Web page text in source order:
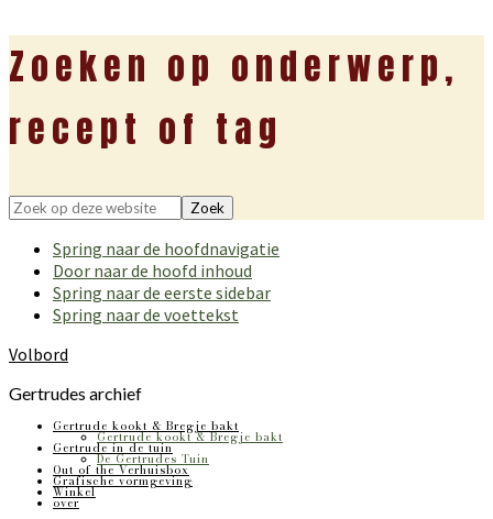
Zoeken op onderwerp,
recept of tag
Zoek
deze
website
Spring naar de hoofdnavigatie
Door naar de hoofd inhoud
Spring naar de eerste sidebar
Spring naar de voettekst
Volbord
Gertrudes archief
Gertrude kookt & Bregje bakt
Gertrude kookt & Bregje bakt
Gertrude in de tuin
De Gertrudes Tuin
Out of the Verhuisbox
Grafische vormgeving
Winkel
over